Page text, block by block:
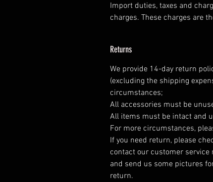
Import duties, taxes and
charges. These charges are
Returns
We provide 14-day return
(excluding the shipping
circumstances;
All accessories must be
All items must be intact and
For more circumstances,
If you need return, please
contact our customer
and send us some pictures
return.